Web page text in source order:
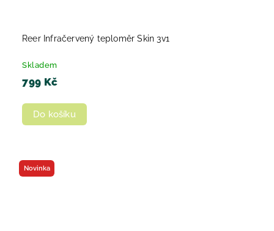
Reer Infračervený teploměr Skin 3v1
Skladem
799 Kč
Do košíku
Novinka